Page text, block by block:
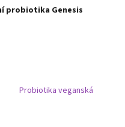
probiotika Genesis
Probiotika veganská